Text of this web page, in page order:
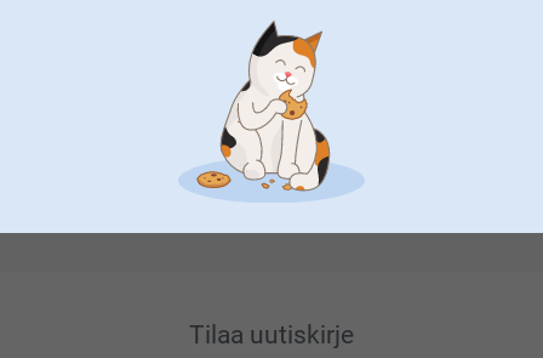
Olemme täällä sinun vuoksesi
Tilaa uutiskirje